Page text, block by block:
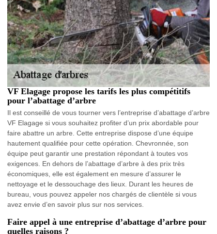
VF Elagage propose les tarifs les plus compétitifs
pour l’abattage d’arbre
Il est conseillé de vous tourner vers l’entreprise d’abattage d’arbre
VF Elagage si vous souhaitez profiter d’un prix abordable pour
faire abattre un arbre. Cette entreprise dispose d’une équipe
hautement qualifiée pour cette opération. Chevronnée, son
équipe peut garantir une prestation répondant à toutes vos
exigences. En dehors de l’abattage d’arbre à des prix très
économiques, elle est également en mesure d’assurer le
nettoyage et le dessouchage des lieux. Durant les heures de
bureau, vous pouvez appeler nos chargés de clientèle si vous
avez envie d’en savoir plus sur nos services.
Faire appel à une entreprise d’abattage d’arbre pour
quelles raisons ?